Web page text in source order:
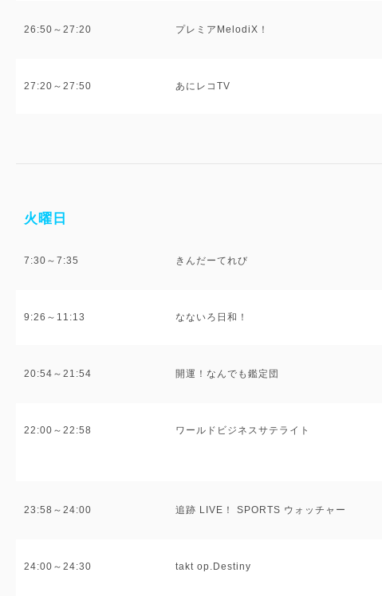
26:50～27:20 プレミアMelodiX！
27:20～27:50 あにレコTV
火曜日
7:30～7:35 きんだーてれび
9:26～11:13 なないろ日和！
20:54～21:54 開運！なんでも鑑定団
22:00～22:58 ワールドビジネスサテライト
23:58～24:00 追跡 LIVE！ SPORTS ウォッチャー
24:00～24:30 takt op.Destiny